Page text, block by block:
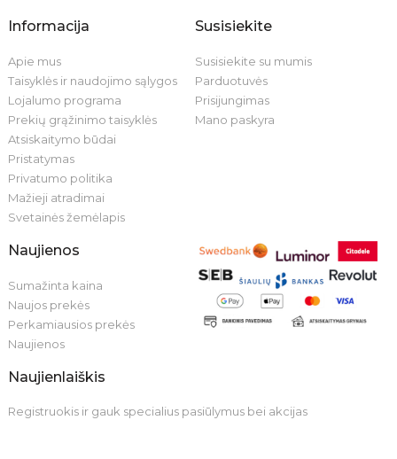
Informacija
Apie mus
Taisyklės ir naudojimo sąlygos
Lojalumo programa
Prekių grąžinimo taisyklės
Atsiskaitymo būdai
Pristatymas
Privatumo politika
Mažieji atradimai
Svetainės žemėlapis
Susisiekite
Susisiekite su mumis
Parduotuvės
Prisijungimas
Mano paskyra
Naujienos
Sumažinta kaina
Naujos prekės
Perkamiausios prekės
Naujienos
Naujienlaiškis
Registruokis ir gauk specialius pasiūlymus bei akcijas